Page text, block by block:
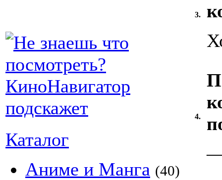
Каталог
Аниме и Манга (40)
3.
4.